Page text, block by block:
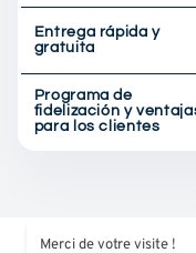
Entrega rápida y
gratuita
Programa de
fidelización y
para los clientes
Merci de votre visite !